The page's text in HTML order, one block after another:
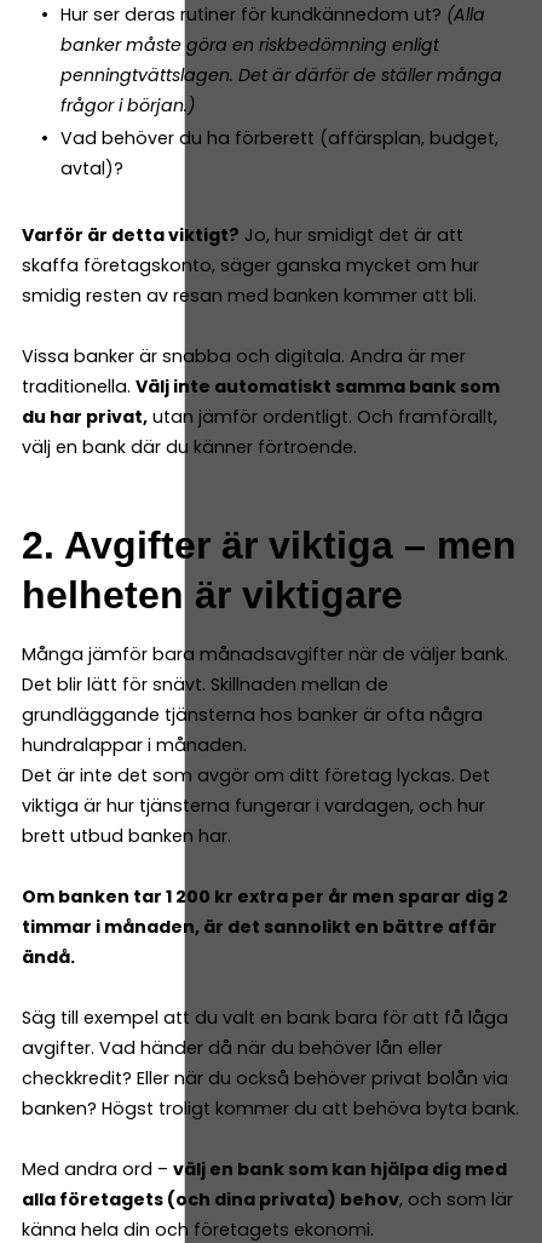
Hur ser deras rutiner för kundkännedom ut? (Alla
banker måste göra en riskbedömning enligt
penningtvättslagen. Det är därför de ställer många
frågor i början.)
Vad behöver du ha förberett (affärsplan, budget,
avtal)?
Varför är detta viktigt? Jo, hur smidigt det är att
skaffa företagskonto, säger ganska mycket om hur
smidig resten av resan med banken kommer att bli.
Vissa banker är snabba och digitala. Andra är mer
traditionella. Välj inte automatiskt samma bank som
du har privat, utan jämför ordentligt. Och framförallt,
välj en bank där du känner förtroende.
2. Avgifter är viktiga – men
helheten är viktigare
Många jämför bara månadsavgifter när de väljer bank.
Det blir lätt för snävt. Skillnaden mellan de
grundläggande tjänsterna hos banker är ofta några
hundralappar i månaden.
Det är inte det som avgör om ditt företag lyckas. Det
viktiga är hur tjänsterna fungerar i vardagen, och hur
brett utbud banken har.
Om banken tar 1 200 kr extra per år men sparar dig 2
timmar i månaden, är det sannolikt en bättre affär
ändå.
Säg till exempel att du valt en bank bara för att få låga
avgifter. Vad händer då när du behöver lån eller
checkkredit? Eller när du också behöver privat bolån via
banken? Högst troligt kommer du att behöva byta bank.
Med andra ord – välj en bank som kan hjälpa dig med
alla företagets (och dina privata) behov, och som lär
känna hela din och företagets ekonomi.